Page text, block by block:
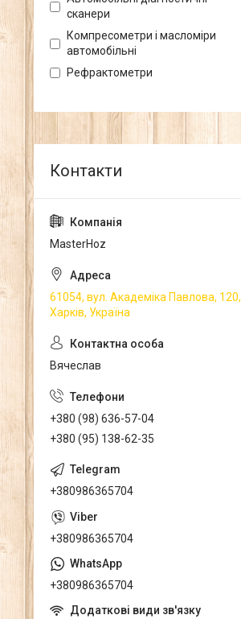
сканери
Компресометри і масломіри
автомобільні
Рефрактометри
MasterHoz
61054, вул. Академіка Павлова, 120,
Харків, Україна
Вячеслав
+380 (98) 636-57-04
+380 (95) 138-62-35
+380986365704
+380986365704
+380986365704